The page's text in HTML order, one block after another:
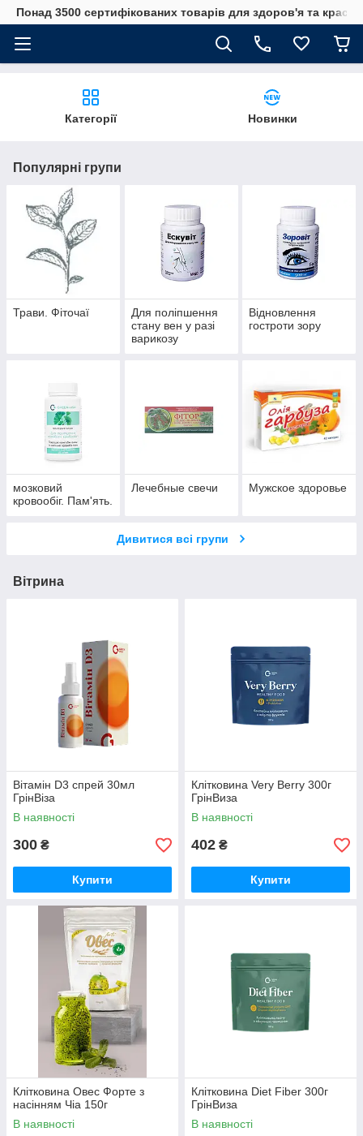
Понад 3500 сертифікованих товарів для здоров'я та краси
Категорії Новинки
Популярні групи
Трави. Фіточаї
Для поліпшення
стану вен у разі
варикозу
Відновлення
гостроти зору
мозковий
кровообіг. Пам'ять.
Лечебные свечи Мужское здоровье
Дивитися всі групи
Вітрина
Вітамін D3 спрей 30мл
ГрінВіза
В наявності
300 ₴
Купити
Клітковина Very Berry 300г
ГрінВиза
В наявності
402 ₴
Купити
Клітковина Овес Форте з
насінням Чіа 150г
В наявності
Клітковина Diet Fiber 300г
ГрінВиза
В наявності